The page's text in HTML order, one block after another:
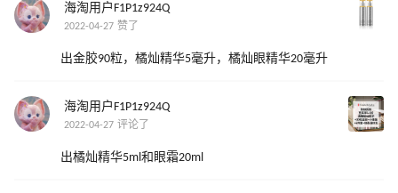
海淘用户F1P1z924Q
2022-04-27 赞了
出金胶90粒，橘灿精华5毫升，橘灿眼精华20毫升
海淘用户F1P1z924Q
2022-04-27 评论了
出橘灿精华5ml和眼霜20ml